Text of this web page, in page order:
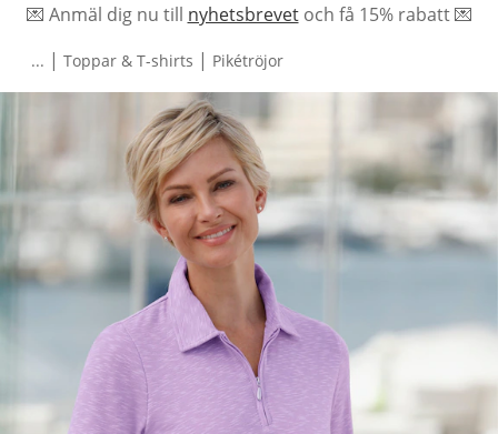
💌 Anmäl dig nu till nyhetsbrevetoch få 15% rabatt 💌
... | Toppar & T-shirts | Pikétröjor